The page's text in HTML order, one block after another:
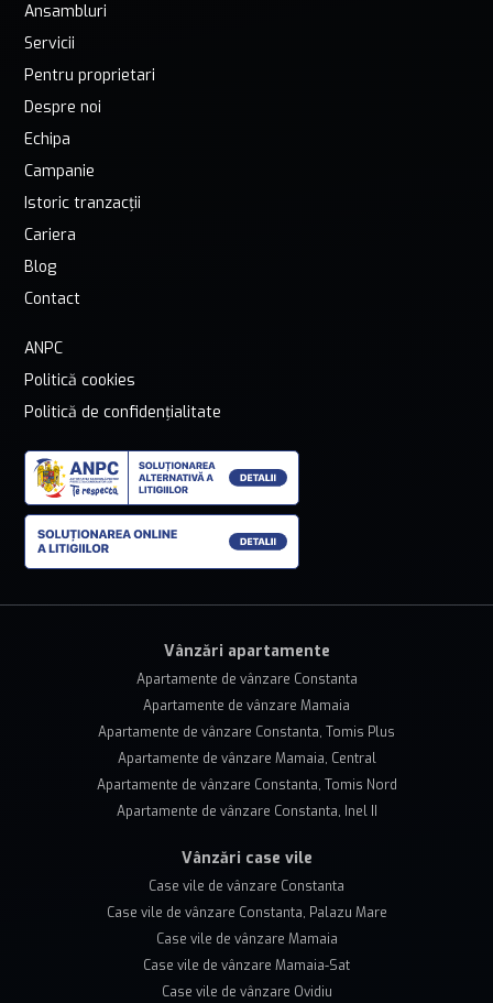
Ansambluri
Servicii
Pentru proprietari
Despre noi
Echipa
Campanie
Istoric tranzacții
Cariera
Blog
Contact
ANPC
Politică cookies
Politică de confidențialitate
Vânzări apartamente
Apartamente de vânzare Constanta
Apartamente de vânzare Mamaia
Apartamente de vânzare Constanta, Tomis Plus
Apartamente de vânzare Mamaia, Central
Apartamente de vânzare Constanta, Tomis Nord
Apartamente de vânzare Constanta, Inel II
Vânzări case vile
Case vile de vânzare Constanta
Case vile de vânzare Constanta, Palazu Mare
Case vile de vânzare Mamaia
Case vile de vânzare Mamaia-Sat
Case vile de vânzare Ovidiu